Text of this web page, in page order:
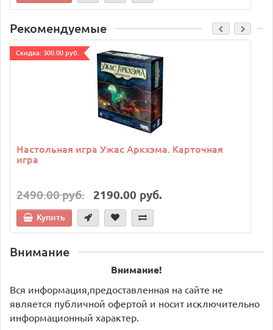
Рекомендуемые
Cкидка: 300.00 руб.
Настольная игра Ужас Аркхэма. Карточная
игра
2490.00 руб. 2190.00 руб.
Купить
Внимание
Внимание!
Вся информация,предоставленная на сайте не
является публичной офертой и носит исключительно
информационный характер.